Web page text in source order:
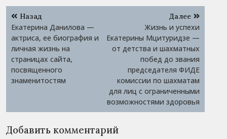
Навигация
по
записям
Назад
Екатерина Данилова —
актриса, ее биография и
личная жизнь на
страницах сайта,
посвященного
знаменитостям
Далее
Жизнь и успехи
Екатерины Мцитуридзе —
от детства и шахматных
побед до звания
председателя ФИДЕ
комиссии по шахматам
для лиц с ограниченными
возможностями здоровья
Добавить комментарий